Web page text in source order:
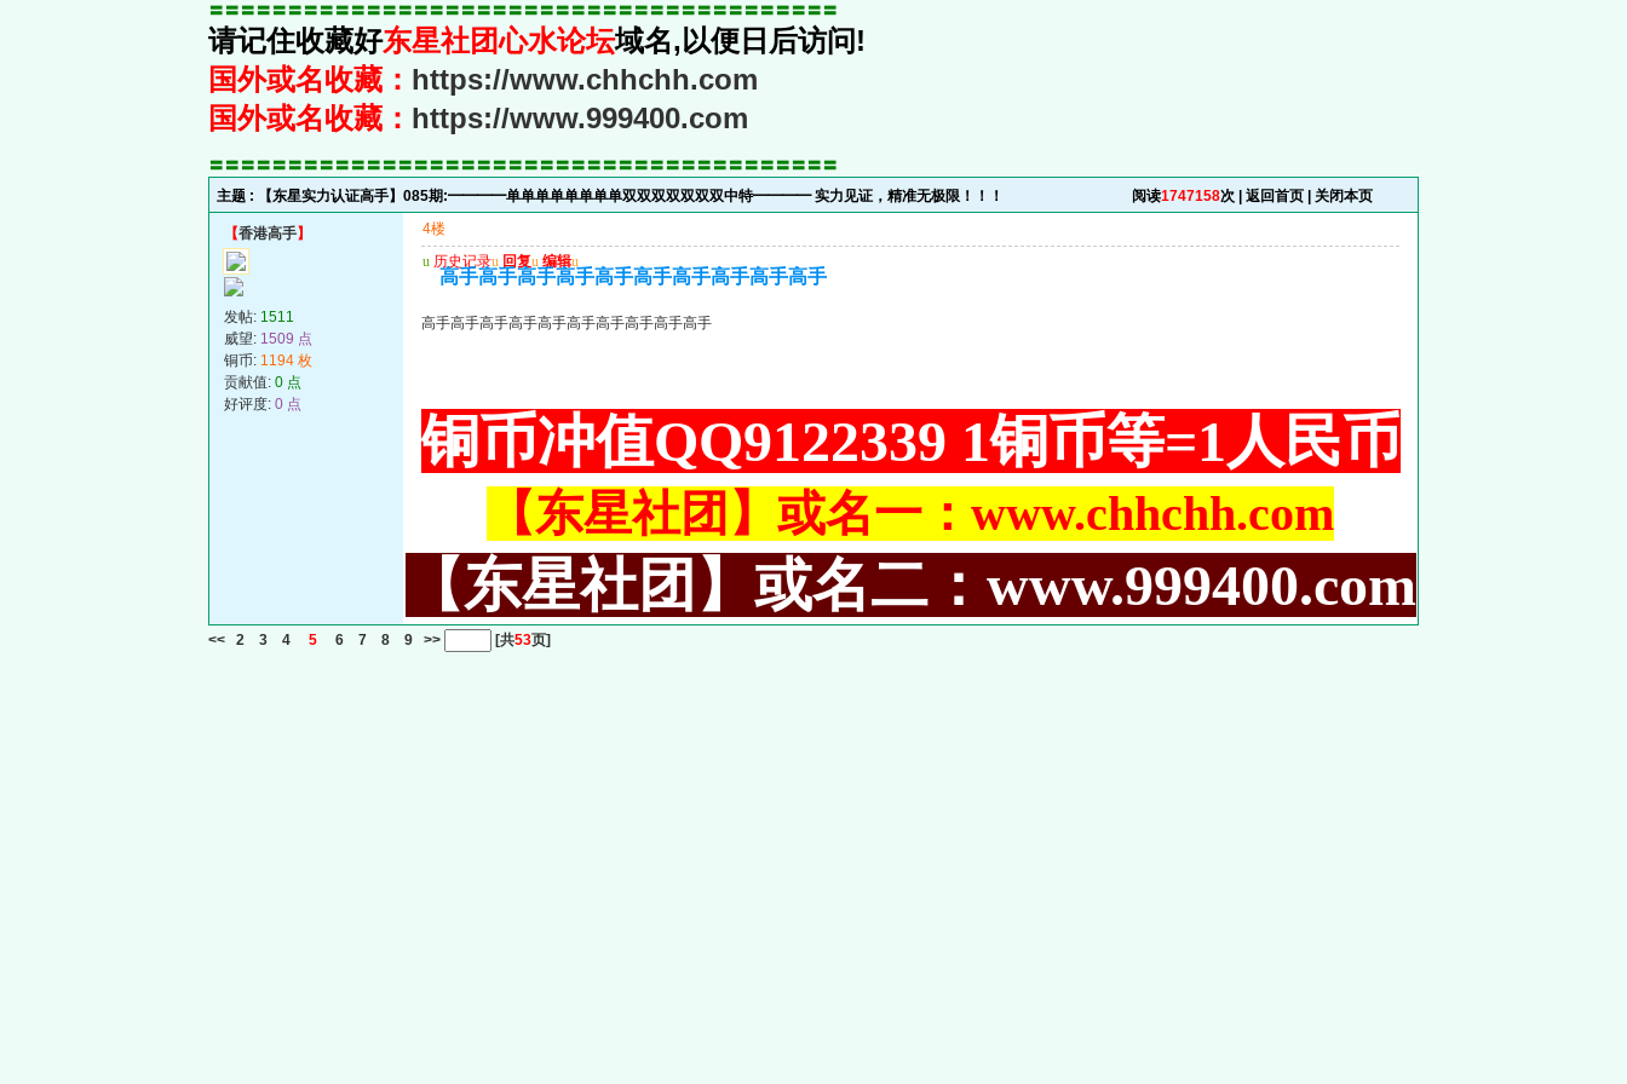
〓〓〓〓〓〓〓〓〓〓〓〓〓〓〓〓〓〓〓〓〓〓〓〓〓〓〓〓〓〓〓〓〓〓〓〓〓〓〓〓
请记住收藏好东星社团心水论坛域名,以便日后访问!
国外或名收藏： https://www.chhchh.com
国外或名收藏： https://www.999400.com
〓〓〓〓〓〓〓〓〓〓〓〓〓〓〓〓〓〓〓〓〓〓〓〓〓〓〓〓〓〓〓〓〓〓〓〓〓〓〓〓
主题 : 【东星实力认证高手】085期:━━━━单单单单单单单单双双双双双双双中特━━━━ 实力见证，精准无极限！！！ 阅读1747158次 | 返回首页 关闭本页
【香港高手】
发帖: 1511
威望: 1509 点
铜币: 1194 枚
贡献值: 0 点
好评度: 0 点
4楼
u 历史记录u 回复u 编辑u
高手高手高手高手高手高手高手高手高手高手
高手高手高手高手高手高手高手高手高手高手
铜币冲值QQ9122339 1铜币等=1人民币
【东星社团】或名一：www.chhchh.com
【东星社团】或名二：www.999400.com
<< 2 3 4 5 6 7 8 9 >> [共53页]